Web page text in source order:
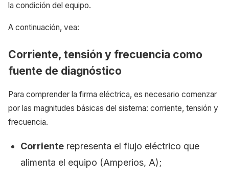
la condición del equipo.
A continuación, vea:
Corriente, tensión y frecuencia como
fuente de diagnóstico
Para comprender la firma eléctrica, es necesario comenzar
por las magnitudes básicas del sistema: corriente, tensión y
frecuencia.
Corriente representa el flujo eléctrico que
alimenta el equipo (Amperios, A);